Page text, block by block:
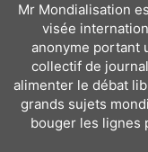
Mr Mondialisation
visée
anonyme portant
collectif de
alimenter le débat
grands sujets
bouger les lignes